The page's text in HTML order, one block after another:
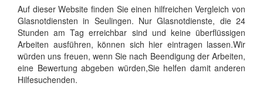
Auf dieser Website finden Sie einen hilfreichen Vergleich von
Glasnotdiensten in Seulingen. Nur Glasnotdienste, die 24
Stunden am Tag erreichbar sind und keine überflüssigen
Arbeiten ausführen, können sich hier eintragen lassen.Wir
würden uns freuen, wenn Sie nach Beendigung der Arbeiten,
eine Bewertung abgeben würden,Sie helfen damit anderen
Hilfesuchenden.